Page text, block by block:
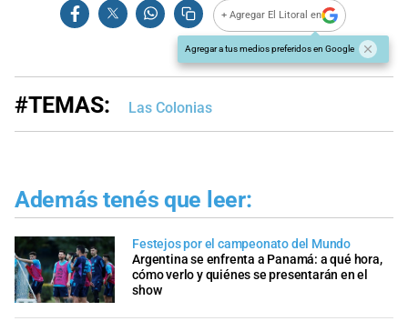
+ Agregar El Litoral en
Agregar a tus medios preferidos en Google
#TEMAS: Las Colonias
Además tenés que leer:
Festejos por el campeonato del Mundo
Argentina se enfrenta a Panamá: a qué hora,
cómo verlo y quiénes se presentarán en el
show